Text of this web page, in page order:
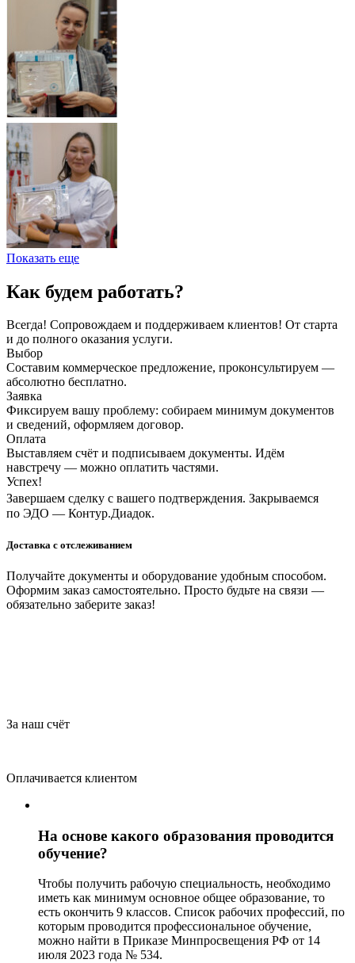
Показать еще
Как будем работать?
Всегда! Сопровождаем и поддерживаем клиентов! От старта
и до полного оказания услуги.
Выбор
Составим коммерческое предложение, проконсультируем —
абсолютно бесплатно.
Заявка
Фиксируем вашу проблему: собираем минимум документов
и сведений, оформляем договор.
Оплата
Выставляем счёт и подписываем документы. Идём
навстречу — можно оплатить частями.
Успех!
Завершаем сделку с вашего подтверждения. Закрываемся
по ЭДО — Контур.Диадок.
Доставка с отслеживанием
Получайте документы и оборудование удобным способом.
Оформим заказ самостоятельно. Просто будьте на связи —
обязательно заберите заказ!
За наш счёт
Оплачивается клиентом
На основе какого образования проводится
обучение?
Чтобы получить рабочую специальность, необходимо
иметь как минимум основное общее образование, то
есть окончить 9 классов. Список рабочих профессий, по
которым проводится профессиональное обучение,
можно найти в Приказе Минпросвещения РФ от 14
июля 2023 года № 534.